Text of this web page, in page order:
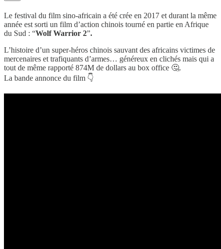
Le festival du film sino-africain a été crée en 2017 et durant la même
année est sorti un film d’action chinois tourné en partie en Afrique
du Sud : “Wolf Warrior 2”.
L’histoire d’un super-héros chinois sauvant des africains victimes de
mercenaires et trafiquants d’armes… généreux en clichés mais qui a
tout de même rapporté 874M de dollars au box office 🤔.
La bande annonce du film 👇